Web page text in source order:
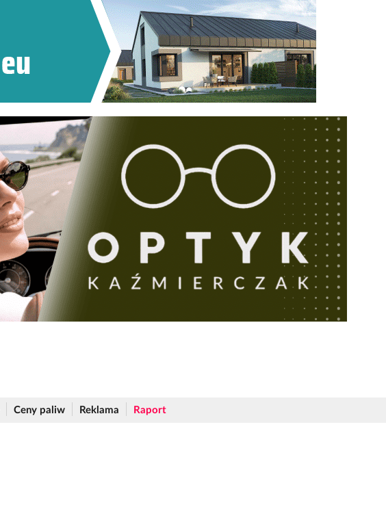
Ceny paliw Reklama Raport